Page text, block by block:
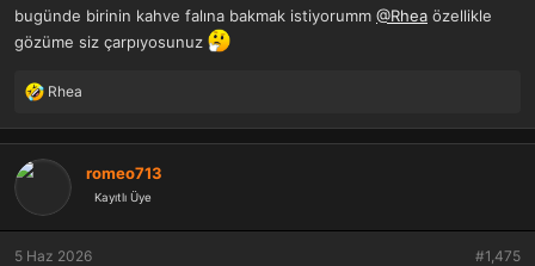
bugünde birinin kahve falına bakmak istiyorumm @Rhea özellikle
gözüme siz çarpıyosunuz
T
p
k
l
e
r
Rhea
romeo713
Kayıtlı Üye
5 Haz 2026 #1,475